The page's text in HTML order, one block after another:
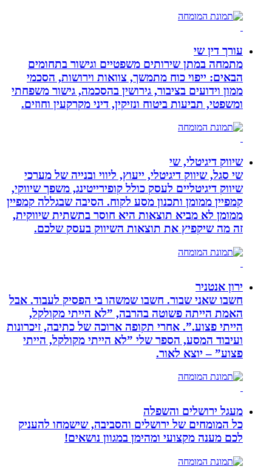
עורך דין שי
מתמחה במתן שירותים משפטיים וגישור בתחומים
הבאים: ייפוי כוח מתמשך, צוואות וירושות, הסכמי
ממון וידועים בציבור, גירושין בהסכמה, גישור משפחתי
ומשפטי, תביעות ביטוח ונזיקין, דיני מקרקעין וחוזים.
שיווק דיגיטלי, שי
שי סגל, שיווק דיגיטלי, ייעוץ, ליווי ובנייה של מערכי
שיווק דיגיטליים לעסק כולל קופירייטינג, משפך שיווקי,
קמפיין ממומן ותכנון מסע לקוח. הסיבה שבגללה קמפיין
ממומן לא מביא תוצאות היא חוסר בתשתית שיווקית,
זה מה שיקפיץ את תוצאות השיווק בעסק שלכם.
ירון אנטניר
חשבו שאני שבור. חשבו שמשהו בי הפסיק לעבוד. אבל
האמת הייתה פשוטה בהרבה, ”לא הייתי מקולקל,
הייתי פצוע.”. אחרי תקופה ארוכה של כתיבה, זיכרונות
ועיבוד המסע, הספר שלי ”לא הייתי מקולקל, הייתי
פצוע” – יוצא לאור.
מעגל ירושלים והשפלה
כל המומחים של ירושלים והסביבה, שישמחו להעניק
לכם מענה מקצועי ומהימן במגוון נושאים!